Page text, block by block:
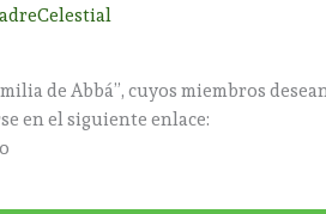
de Abbá”, cuyos miembros
en el siguiente enlace: